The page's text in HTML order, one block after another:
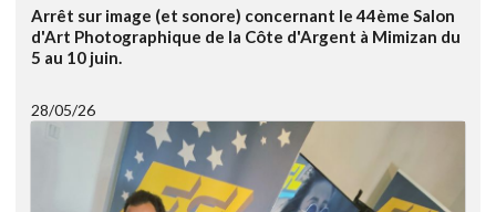
Arrêt sur image (et sonore) concernant le 44ème Salon
d'Art Photographique de la Côte d'Argent à Mimizan du
5 au 10 juin.
28/05/26